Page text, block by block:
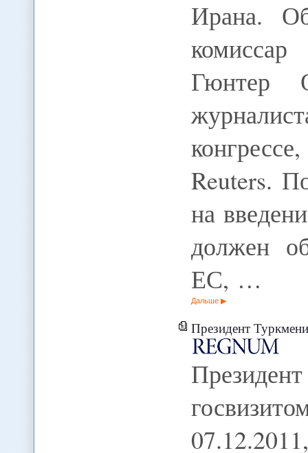
Ирана.
Гюнтер
Reuters.
на
должен
ЕС, …
Дальше
Президент